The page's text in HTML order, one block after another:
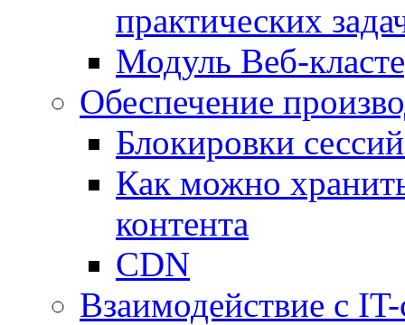
практических
Модуль Веб-
Обеспечение
Блокировки
Как можно
контента
CDN
Взаимодействие с